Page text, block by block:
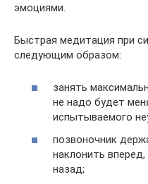
эмоциями.
Быстрая медитация при
следующим образом:
занять
не надо будет
испытываемого
позвоночник
наклонить
назад;